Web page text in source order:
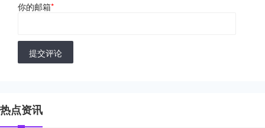
你的邮箱*
提交评论
热点资讯